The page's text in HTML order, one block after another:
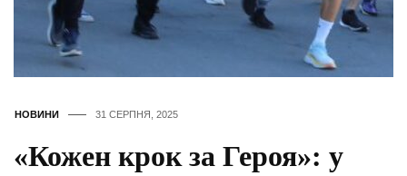
НОВИНИ 31 СЕРПНЯ, 2025
«Кожен крок за Героя»: у